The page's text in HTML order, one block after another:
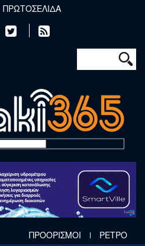
ΠΡΩΤΟΣΕΛΙΔΑ
Φόρμα
Αναζήτηση
ΠΡΟΟΡΙΣΜΟΙ ΡΕΤΡΟ